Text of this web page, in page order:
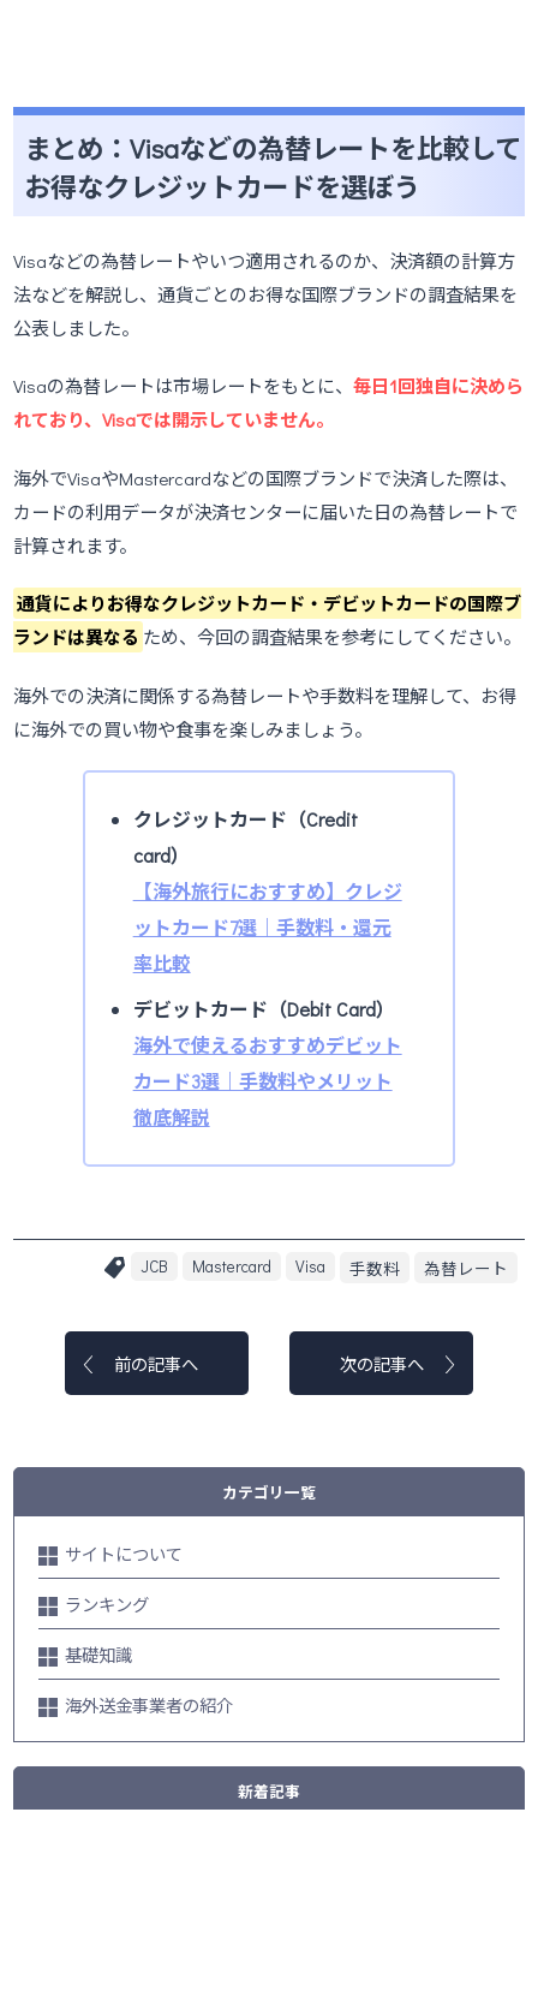
まとめ：Visaなどの為替レートを比較して
お得なクレジットカードを選ぼう
Visaなどの為替レートやいつ適用されるのか、決済額の計算方
法などを解説し、通貨ごとのお得な国際ブランドの調査結果を
公表しました。
Visaの為替レートは市場レートをもとに、毎日1回独自に決めら
れており、Visaでは開示していません。
海外でVisaやMastercardなどの国際ブランドで決済した際は、
カードの利用データが決済センターに届いた日の為替レートで
計算されます。
通貨によりお得なクレジットカード・デビットカードの国際ブ
ランドは異なる ため、今回の調査結果を参考にしてください。
海外での決済に関係する為替レートや手数料を理解して、お得
に海外での買い物や食事を楽しみましょう。
クレジットカード（Credit
card）
【海外旅行におすすめ】クレジ
ットカード7選｜手数料・還元
率比較
デビットカード（Debit Card）
海外で使えるおすすめデビット
カード3選｜手数料やメリット
徹底解説
JCB Mastercard Visa 手数料 為替レート
前の記事へ 次の記事へ
カテゴリ一覧
サイトについて
ランキング
基礎知識
海外送金事業者の紹介
新着記事